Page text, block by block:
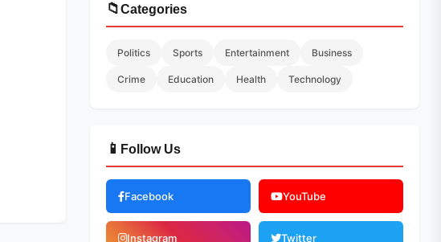
📁Categories
Politics Sports Entertainment Business
Crime Education Health Technology
📱 Follow Us
Facebook YouTube
Instagram Twitter